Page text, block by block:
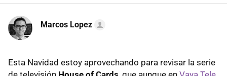
Marcos Lopez
Esta Navidad estoy aprovechando para revisar la serie